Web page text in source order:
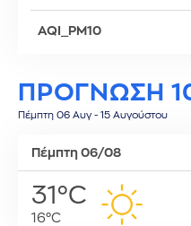
AQI_PM10
ΠΡΟΓΝΩΣΗ
Πέμπτη 06 Αυγ - 15 Αυγούστου
Πέμπτη 06/08
31°C
16°C